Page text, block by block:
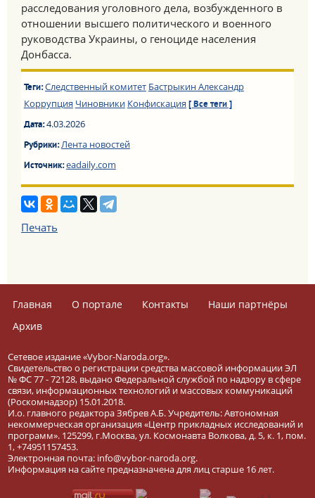
расследования уголовного дела, возбужденного в
отношении высшего политического и военного
руководства Украины, о геноциде населения
Донбасса.
Теги:Следственный комитет Бастрыкин Александр
Коррупция Чиновники Конфискация [ Все теги ]
Дата:4.03.2026
Рубрики:Лента новостей
Источник:eadaily.com
Печать
Главная О портале Контакты
Наши партнёры
Архив
Сетевое издание «Vybor-Naroda.org».
Свидетельство о регистрации средства массовой информации ЭЛ
№ ФС 77 - 72128, выдано Федеральной службой по надзору в сфере
связи, информационных технологий и массовых коммуникаций
(Роскомнадзор) 15.01.2018.
И.о. главного редактора Зябрев А.Б. Учредитель: Автономная
некоммерческая организация «Центр прикладных исследований и
программ». 125299, г.Москва, ул. Космонавта Волкова, д. 5, к. 1, пом.
1, +74951157453.
Электронная почта: info@vybor-naroda.org.
Информация на сайте предназначена для лиц старше 16 лет.